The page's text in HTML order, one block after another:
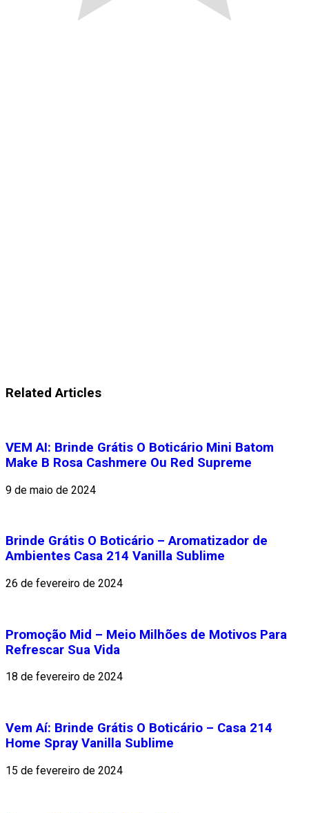
Related Articles
VEM AI: Brinde Grátis O Boticário Mini Batom
Make B Rosa Cashmere Ou Red Supreme
9 de maio de 2024
Brinde Grátis O Boticário – Aromatizador de
Ambientes Casa 214 Vanilla Sublime
26 de fevereiro de 2024
Promoção Mid – Meio Milhões de Motivos Para
Refrescar Sua Vida
18 de fevereiro de 2024
Vem Aí: Brinde Grátis O Boticário – Casa 214
Home Spray Vanilla Sublime
15 de fevereiro de 2024